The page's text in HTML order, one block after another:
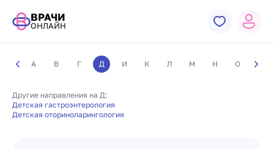
ВРАЧИ
ОНЛАЙН
А В Г Д И К Л М Н О П
Другие направления на Д:
Детская гастроэнтерология
Детская оториноларингология